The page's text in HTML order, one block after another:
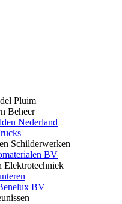
Pluim
Beheer
Nederland
Schilderwerken
BV
Elektrotechniek
BV